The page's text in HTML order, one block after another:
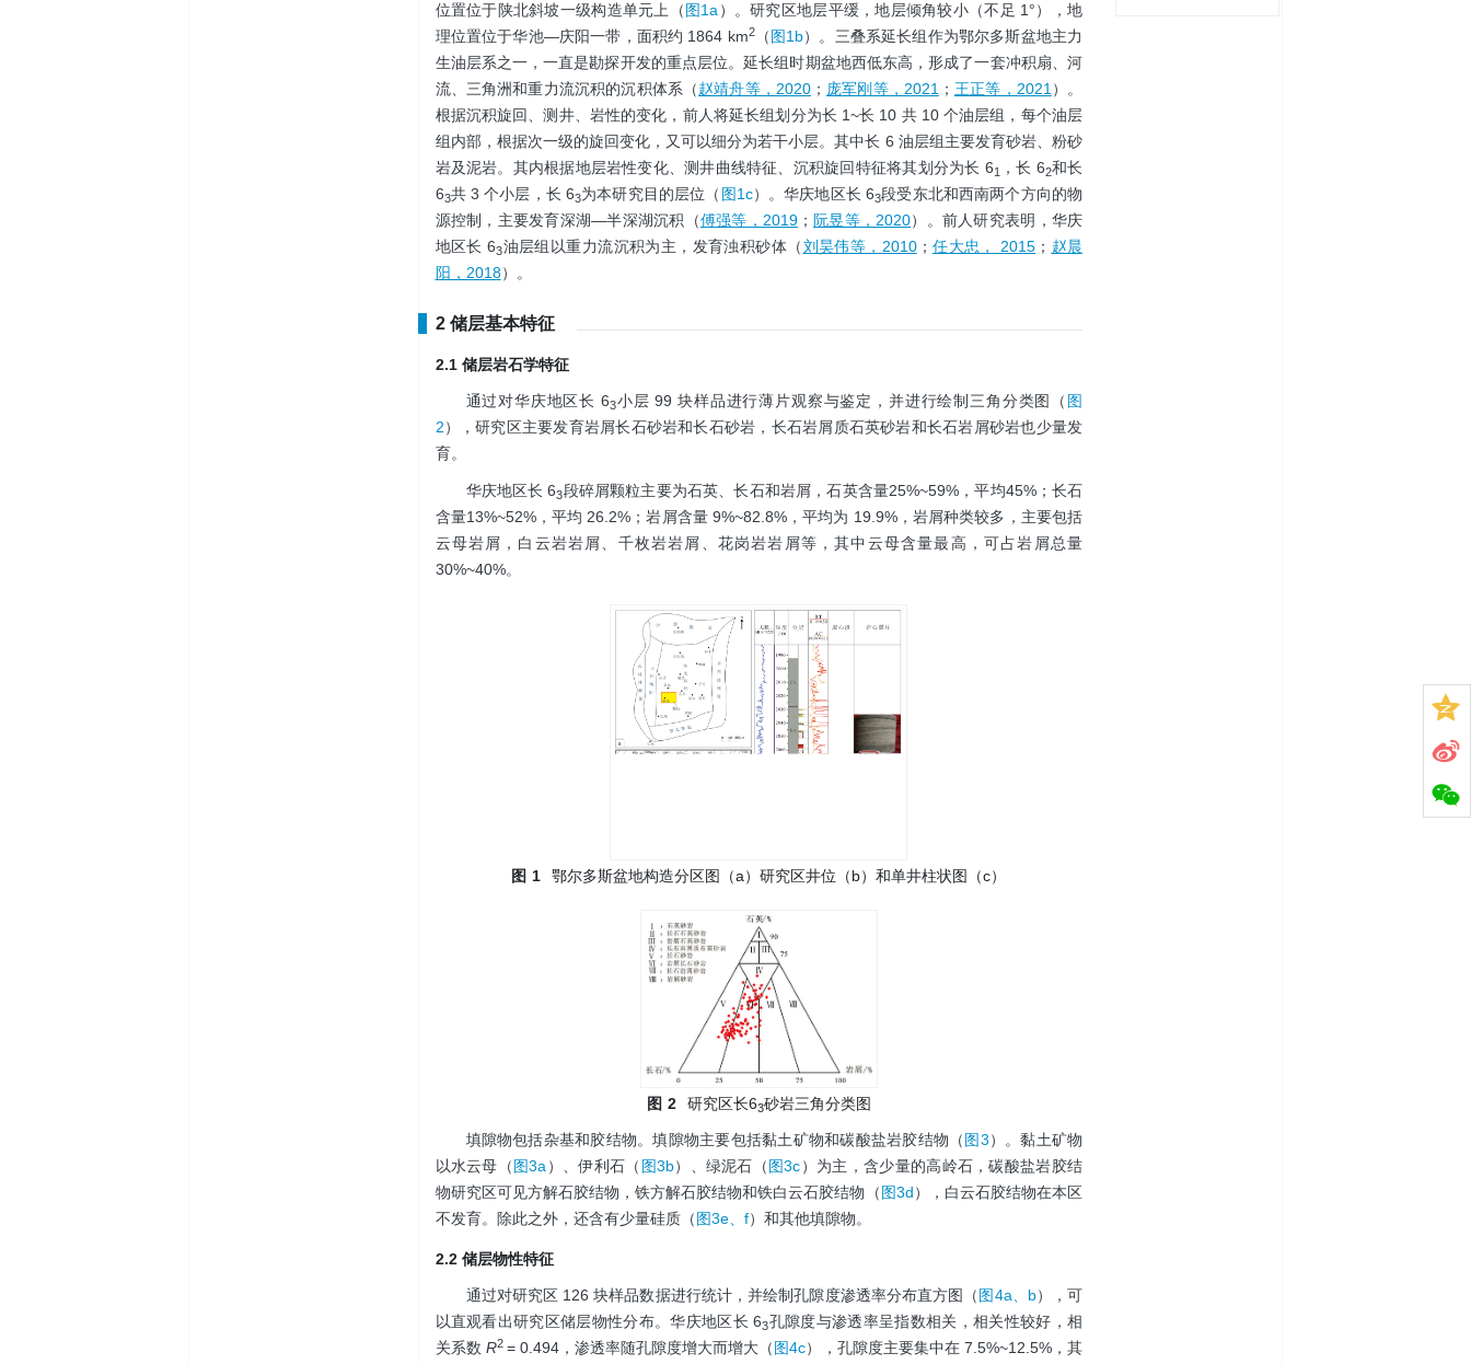
位置位于陕北斜坡一级构造单元上（图1a ）。研究区地层平缓，地层倾角较小（不足 1°），地
理位置位于华池—庆阳一带，面积约 1864 km2（图1b）。三叠系延长组作为鄂尔多斯盆地主力
生油层系之一，一直是勘探开发的重点层位。延长组时期盆地西低东高，形成了一套冲积扇、河
流、三角洲和重力流沉积的沉积体系（赵靖舟等，2020； 庞军刚等，2021 ； 王正等，2021 ）。
根据沉积旋回、测井、岩性的变化，前人将延长组划分为长 1~长 10 共 10 个油层组，每个油层
组内部，根据次一级的旋回变化，又可以细分为若干小层。其中长 6 油层组主要发育砂岩、粉砂
岩及泥岩。其内根据地层岩性变化、测井曲线特征、沉积旋回特征将其划分为长 61 ，长 62和长
63共 3 个小层，长 63为本研究目的层位（ 图1c）。华庆地区长 63段受东北和西南两个方向的物
源控制，主要发育深湖—半深湖沉积（傅强等，2019； 阮昱等，2020）。前人研究表明，华庆
地区长 63油层组以重力流沉积为主，发育浊积砂体（刘昊伟等，2010； 任大忠， 2015 ； 赵晨
阳，2018）。
2 储层基本特征
2.1 储层岩石学特征
通过对华庆地区长 63小层 99 块样品进行薄片观察与鉴定，并进行绘制三角分类图（ 图
2），研究区主要发育岩屑长石砂岩和长石砂岩，长石岩屑质石英砂岩和长石岩屑砂岩也少量发
育。
华庆地区长 63段碎屑颗粒主要为石英、长石和岩屑，石英含量25%~59%，平均45%；长石
含量13%~52%，平均 26.2%；岩屑含量 9%~82.8%，平均为 19.9%，岩屑种类较多，主要包括
云母岩屑，白云岩岩屑、千枚岩岩屑、花岗岩岩屑等，其中云母含量最高，可占岩屑总量
30%~40%。
图 1 鄂尔多斯盆地构造分区图（a）研究区井位（b）和单井柱状图（c）
图 2 研究区长63砂岩三角分类图
填隙物包括杂基和胶结物。填隙物主要包括黏土矿物和碳酸盐岩胶结物（图3）。黏土矿物
以水云母（图3a ）、伊利石（ 图3b）、绿泥石（图3c）为主，含少量的高岭石，碳酸盐岩胶结
物研究区可见方解石胶结物，铁方解石胶结物和铁白云石胶结物（图3d），白云石胶结物在本区
不发育。除此之外，还含有少量硅质（图3e、f）和其他填隙物。
2.2 储层物性特征
通过对研究区 126 块样品数据进行统计，并绘制孔隙度渗透率分布直方图（图4a、b），可
以直观看出研究区储层物性分布。华庆地区长 63孔隙度与渗透率呈指数相关，相关性较好，相
关系数 R2 = 0.494，渗透率随孔隙度增大而增大（图4c），孔隙度主要集中在 7.5%~12.5%，其